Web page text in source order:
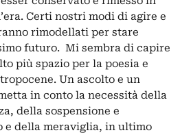
Certi nostri modi di agire e
rimodellati per stare
futuro. Mi sembra di capire
più spazio per la poesia e
Un ascolto e un
in conto la necessità della
della sospensione e
e della meraviglia, in ultimo